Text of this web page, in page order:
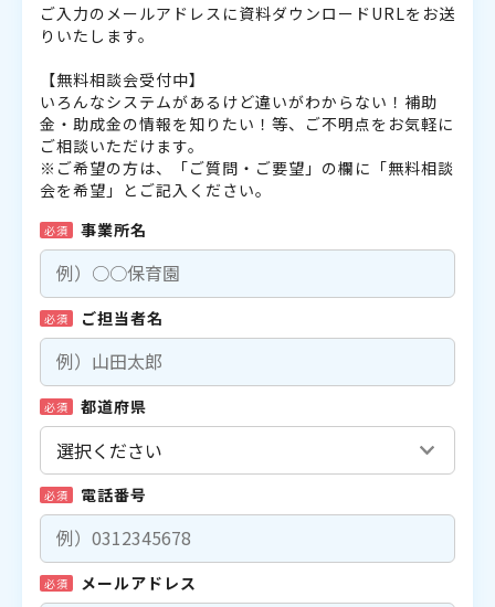
ご入力のメールアドレスに資料ダウンロードURLをお送
りいたします。
【無料相談会受付中】
いろんなシステムがあるけど違いがわからない！補助
金・助成金の情報を知りたい！等、ご不明点をお気軽に
ご相談いただけます。
※ご希望の方は、「ご質問・ご要望」の欄に「無料相談
会を希望」とご記入ください。
必須 事業所名
必須 ご担当者名
必須 都道府県
必須 電話番号
必須 メールアドレス